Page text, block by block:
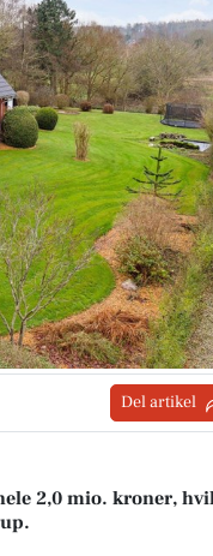
Del artikel
2,0 mio. kroner,